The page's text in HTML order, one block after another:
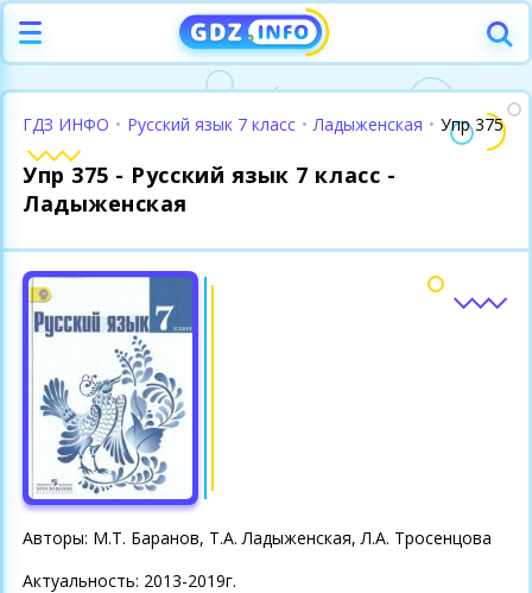
ГДЗ ИНФО • Русский язык 7 класс • Ладыженская • Упр 375
Упр 375 - Русский язык 7 класс -
Ладыженская
Авторы: М.Т. Баранов, Т.А. Ладыженская, Л.А. Тросенцова
Актуальность: 2013-2019г.